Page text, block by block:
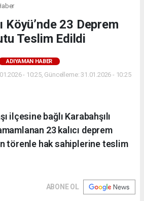
Köyü’nde 23 Deprem
Teslim Edildi
ADIYAMAN HABER
- 10:25, Güncelleme: 31.01.2026 - 10:25
ilçesine bağlı Karabahşılı
23 kalıcı deprem
törenle hak sahiplerine teslim
ABONE OL